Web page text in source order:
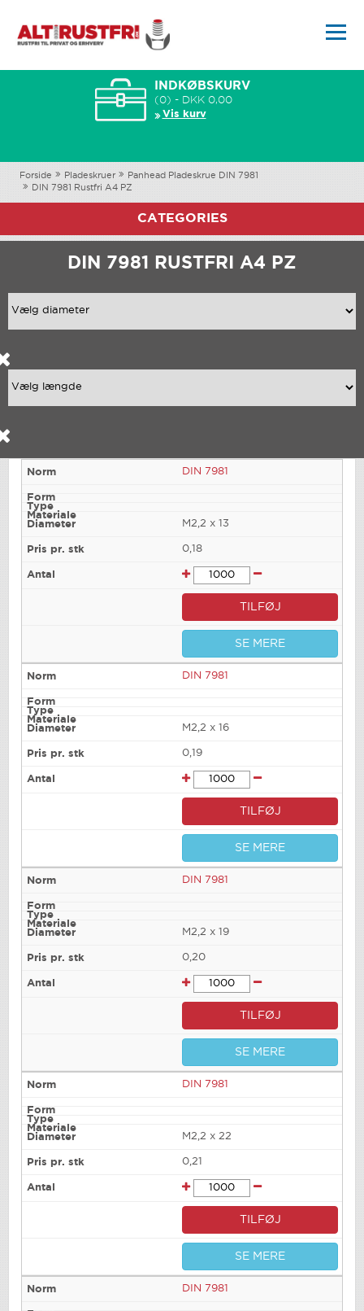
INDKØBSKURV
(0) - DKK 0,00
Vis kurv
Forside Pladeskruer
Panhead Pladeskrue DIN 7981
DIN 7981 Rustfri A4 PZ
CATEGORIES
DIN 7981 RUSTFRI A4 PZ
DIN 7981
M2,2 x 13
0,18
TILFØJ
SE MERE
DIN 7981
M2,2 x 16
0,19
TILFØJ
SE MERE
DIN 7981
M2,2 x 19
0,20
TILFØJ
SE MERE
DIN 7981
M2,2 x 22
0,21
TILFØJ
SE MERE
DIN 7981